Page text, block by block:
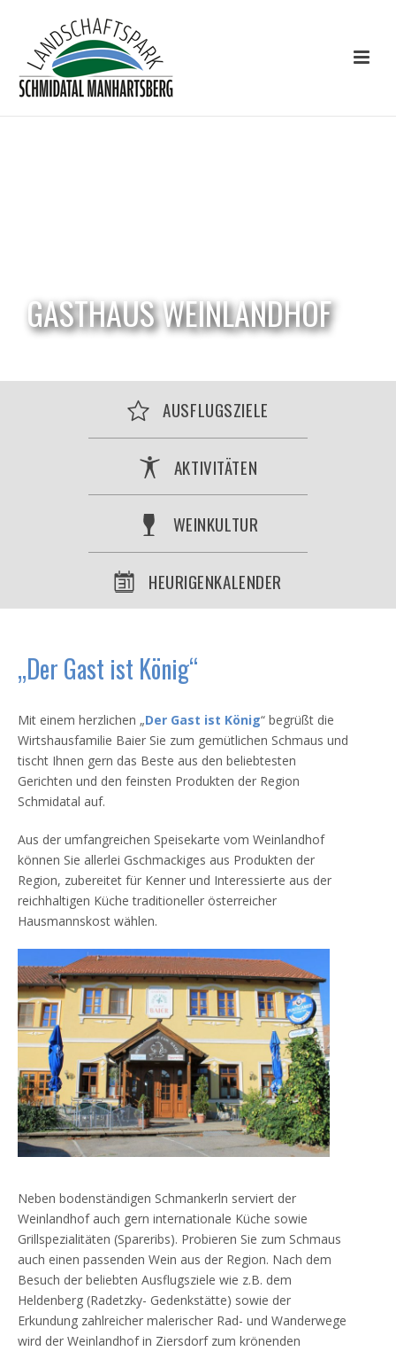
GASTHAUS WEINLANDHOF
AUSFLUGSZIELE
AKTIVITÄTEN
WEINKULTUR
HEURIGENKALENDER
„Der Gast ist König“
Mit einem herzlichen „Der Gast ist König“ begrüßt die
Wirtshausfamilie Baier Sie zum gemütlichen Schmaus und
tischt Ihnen gern das Beste aus den beliebtesten
Gerichten und den feinsten Produkten der Region
Schmidatal auf.
Aus der umfangreichen Speisekarte vom Weinlandhof
können Sie allerlei Gschmackiges aus Produkten der
Region, zubereitet für Kenner und Interessierte aus der
reichhaltigen Küche traditioneller österreicher
Hausmannskost wählen.
Neben bodenständigen Schmankerln serviert der
Weinlandhof auch gern internationale Küche sowie
Grillspezialitäten (Spareribs). Probieren Sie zum Schmaus
auch einen passenden Wein aus der Region. Nach dem
Besuch der beliebten Ausflugsziele wie z.B. dem
Heldenberg (Radetzky- Gedenkstätte) sowie der
Erkundung zahlreicher malerischer Rad- und Wanderwege
wird der Weinlandhof in Ziersdorf zum krönenden